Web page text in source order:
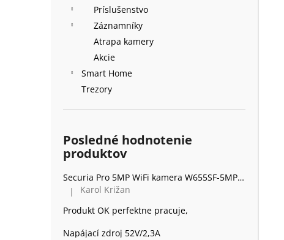
Príslušenstvo
Záznamníky
Atrapa kamery
Akcie
Smart Home
Trezory
Posledné hodnotenie
produktov
Securia Pro 5MP WiFi kamera W655SF-5MP, kov
Hodnotenie produktu je 5 z 5 hviezdičiek.
|
Karol Križan
Produkt OK perfektne pracuje,
Napájací zdroj 52V/2,3A